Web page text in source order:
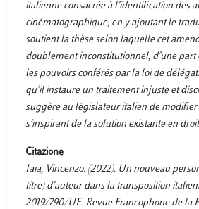
italienne consacrée à l’identification des
cinématographique, en y ajoutant le
soutient la thèse selon laquelle cet
doublement inconstitutionnel, d’une part
les pouvoirs conférés par la loi de
qu’il instaure un traitement injuste et
suggère au législateur italien de modifier
s’inspirant de la solution existante en
Citazione
Iaia, Vincenzo. (2022). Un nouveau
titre) d’auteur dans la transposition
2019/790/UE. Revue Francophone de la